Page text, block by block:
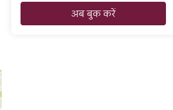
अब बुक करें